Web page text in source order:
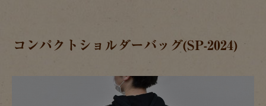
コンパクトショルダーバッグ(SP-2024)